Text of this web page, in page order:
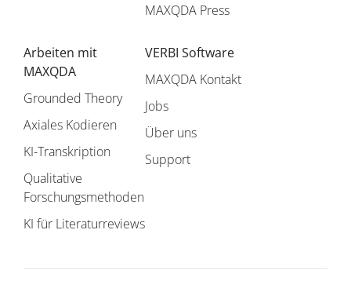
MAXQDA Press
Arbeiten mit
MAXQDA
Grounded Theory
Axiales Kodieren
KI-Transkription
Qualitative
Forschungsmethoden
KI für Literaturreviews
VERBI Software
MAXQDA Kontakt
Jobs
Über uns
Support